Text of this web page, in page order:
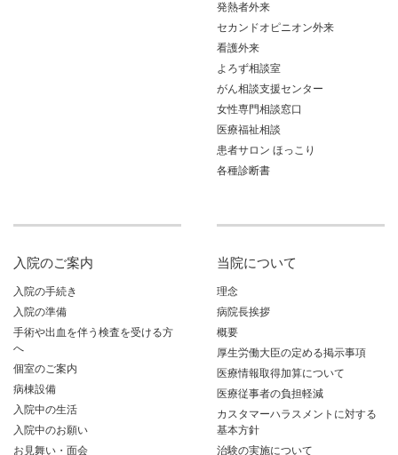
発熱者外来
セカンドオピニオン外来
看護外来
よろず相談室
がん相談支援センター
女性専門相談窓口
医療福祉相談
患者サロン ほっこり
各種診断書
入院のご案内
入院の手続き
入院の準備
手術や出血を伴う検査を受ける方
へ
個室のご案内
病棟設備
入院中の生活
入院中のお願い
お見舞い・面会
当院について
理念
病院長挨拶
概要
厚生労働大臣の定める掲示事項
医療情報取得加算について
医療従事者の負担軽減
カスタマーハラスメントに対する
基本方針
治験の実施について